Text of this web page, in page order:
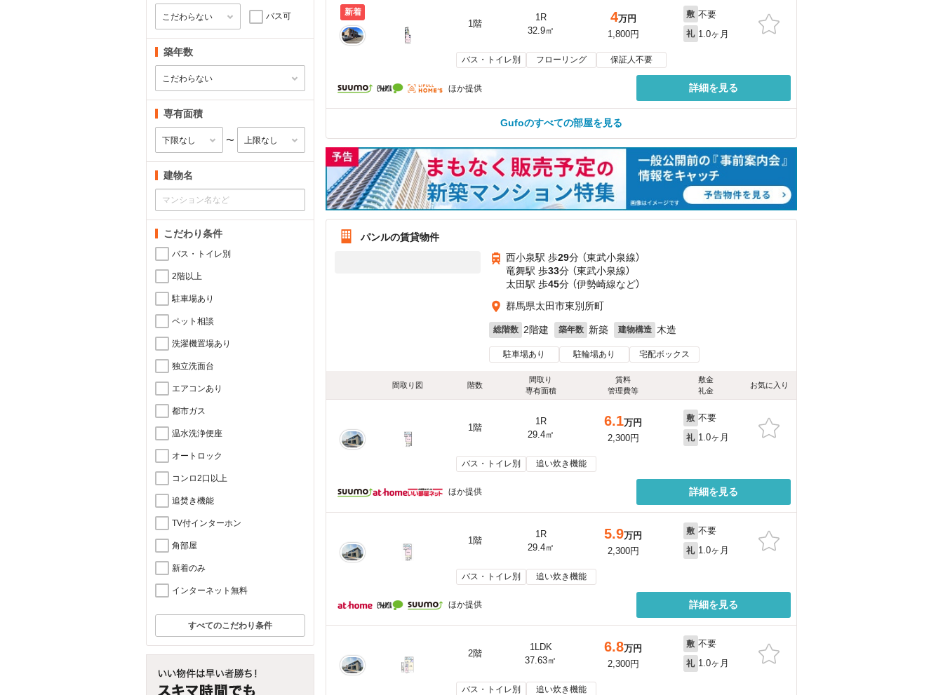
バス可
築年数
専有面積
〜
建物名
こだわり条件
バス・トイレ別
2階以上
駐車場あり
ペット相談
洗濯機置場あり
独立洗面台
エアコンあり
都市ガス
温水洗浄便座
オートロック
コンロ2口以上
追焚き機能
TV付インターホン
角部屋
新着のみ
インターネット無料
すべてのこだわり条件
新着
1階
1R
32.9㎡
4万円
1,800円
敷 不要
礼 1.0ヶ月
バス・トイレ別 フローリング 保証人不要
ほか提供 詳細を見る
Gufoのすべての部屋を見る
パンルの賃貸物件
西小泉駅 歩29分 （東武小泉線）
竜舞駅 歩33分 （東武小泉線）
太田駅 歩45分 （伊勢崎線など）
群馬県太田市東別所町
総階数 2階建 築年数 新築 建物構造 木造
駐車場あり 駐輪場あり 宅配ボックス
間取り図 階数
間取り
専有面積
賃料
管理費等
敷金
礼金
お気に入り
1階
1R
29.4㎡
6.1万円
2,300円
敷 不要
礼 1.0ヶ月
バス・トイレ別 追い炊き機能
ほか提供 詳細を見る
1階
1R
29.4㎡
5.9万円
2,300円
敷 不要
礼 1.0ヶ月
バス・トイレ別 追い炊き機能
ほか提供 詳細を見る
2階
1LDK
37.63㎡
6.8万円
2,300円
敷 不要
礼 1.0ヶ月
バス・トイレ別 追い炊き機能